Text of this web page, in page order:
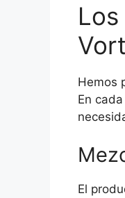
Hemos
En
El